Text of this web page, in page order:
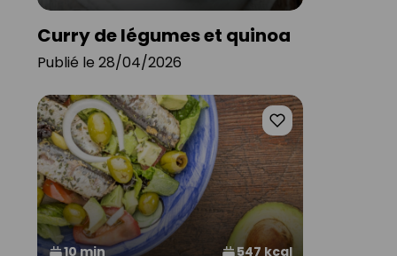
Curry de légumes et quinoa
Publié le 28/04/2026
10 min 547 kcal